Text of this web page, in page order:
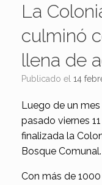
La
culminó
llena de
Publicado el 14
Luego de un
pasado viernes
finalizada la
Bosque Comunal.
Con más de